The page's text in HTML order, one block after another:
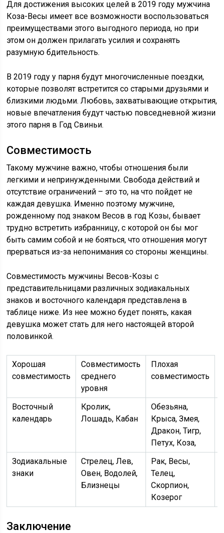
Для достижения высоких целей в 2019 году мужчина
Коза-Весы имеет все возможности воспользоваться
преимуществами этого выгодного периода, но при
этом он должен прилагать усилия и сохранять
разумную бдительность.
В 2019 году у парня будут многочисленные поездки,
которые позволят встретится со старыми друзьями и
близкими людьми. Любовь, захватывающие открытия,
новые впечатления будут частью повседневной жизни
этого парня в Год Свиньи.
Совместимость
Такому мужчине важно, чтобы отношения были
легкими и непринужденными. Свобода действий и
отсутствие ограничений – это то, на что пойдет не
каждая девушка. Именно поэтому мужчине,
рожденному под знаком Весов в год Козы, бывает
трудно встретить избранницу, с которой он бы мог
быть самим собой и не бояться, что отношения могут
прерваться из-за непонимания со стороны женщины.
Совместимость мужчины Весов-Козы с
представительницами различных зодиакальных
знаков и восточного календаря представлена в
таблице ниже. Из нее можно будет понять, какая
девушка может стать для него настоящей второй
половинкой.
Хорошая
совместимость
Совместимость
среднего
уровня
Плохая
совместимость
Восточный
календарь
Кролик,
Лошадь, Кабан
Обезьяна,
Крыса, Змея,
Дракон, Тигр,
Петух, Коза,
Зодиакальные
знаки
Стрелец, Лев,
Овен, Водолей,
Близнецы
Рак, Весы,
Телец,
Скорпион,
Козерог
Заключение